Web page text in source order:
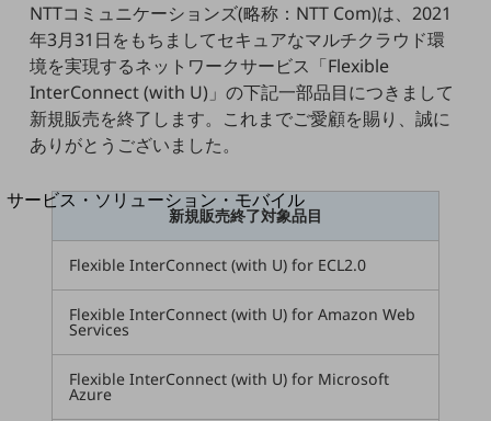
地域社会を支える皆さまと地域課題の解決や
地域経済のさらなる活性化に取り組みます
自治体・地域社会との共創
LGPF(Local Government Platform)
別ウィンドウで開きます
サービス・ソリューション・モバイル
サービス・ソリューションTOP
DXに関する課題を解決する
カテゴリーで探す
カテゴリーで探すTOP
ネットワーク・モバイル
NTTコミュニケーションズ(略称：NTT Com)は、2021
年3月31日をもちましてセキュアなマルチクラウド環
境を実現するネットワークサービス「Flexible
InterConnect (with U)」の下記一部品目につきまして
新規販売を終了します。これまでご愛顧を賜り、誠に
ありがとうございました。
新規販売終了対象品目
Flexible InterConnect (with U) for ECL2.0
Flexible InterConnect (with U) for Amazon Web
Services
Flexible InterConnect (with U) for Microsoft
Azure